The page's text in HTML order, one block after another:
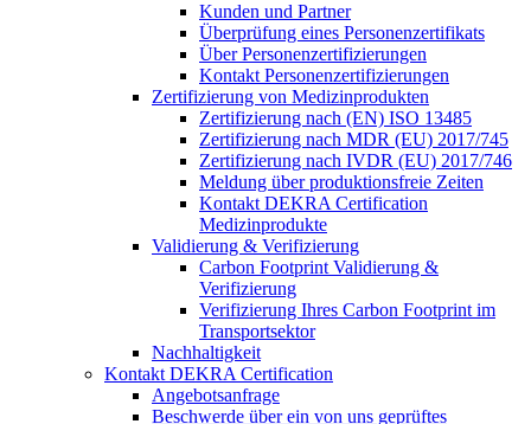
Kunden und Partner
Überprüfung eines Personenzertifikats
Über Personenzertifizierungen
Kontakt Personenzertifizierungen
Zertifizierung von Medizinprodukten
Zertifizierung nach (EN) ISO 13485
Zertifizierung nach MDR (EU) 2017/745
Zertifizierung nach IVDR (EU) 2017/746
Meldung über produktionsfreie Zeiten
Kontakt DEKRA Certification
Medizinprodukte
Validierung & Verifizierung
Carbon Footprint Validierung &
Verifizierung
Verifizierung Ihres Carbon Footprint im
Transportsektor
Nachhaltigkeit
Kontakt DEKRA Certification
Angebotsanfrage
Beschwerde über ein von uns geprüftes